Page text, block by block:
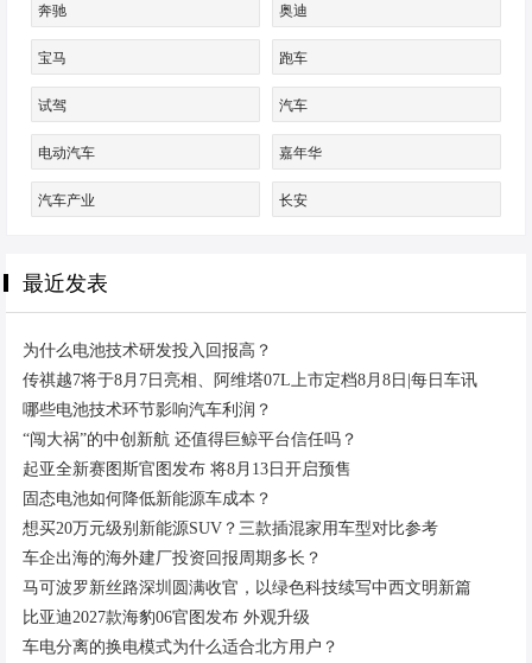
奔驰 奥迪
宝马 跑车
试驾 汽车
电动汽车 嘉年华
汽车产业 长安
最近发表
为什么电池技术研发投入回报高？
传祺越7将于8月7日亮相、阿维塔07L上市定档8月8日|每日车讯
哪些电池技术环节影响汽车利润？
“闯大祸”的中创新航 还值得巨鲸平台信任吗？
起亚全新赛图斯官图发布 将8月13日开启预售
固态电池如何降低新能源车成本？
想买20万元级别新能源SUV？三款插混家用车型对比参考
车企出海的海外建厂投资回报周期多长？
马可波罗新丝路深圳圆满收官，以绿色科技续写中西文明新篇
比亚迪2027款海豹06官图发布 外观升级
车电分离的换电模式为什么适合北方用户？